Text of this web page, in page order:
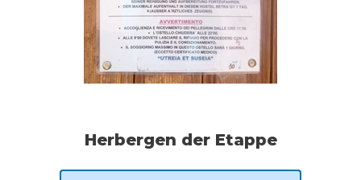
Herbergen der Etappe